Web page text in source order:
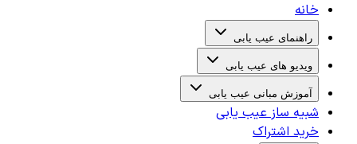
خانه
راهنمای عیب یابی
ویدیو های عیب یابی
آموزش مبانی عیب یابی
شبیه ساز عیب یابی
خرید اشتراک